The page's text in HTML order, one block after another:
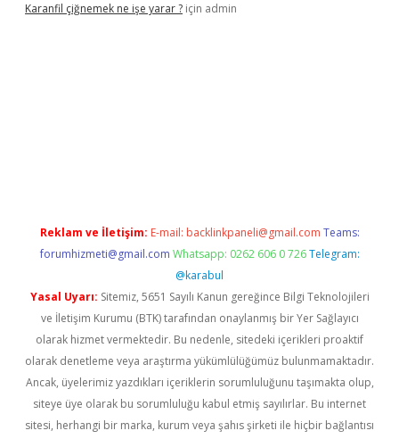
Karanfil çiğnemek ne işe yarar ? için admin
Reklam ve İletişim: E-mail: backlinkpaneli@gmail.com Teams:
forumhizmeti@gmail.com Whatsapp: 0262 606 0 726 Telegram:
@karabul
Yasal Uyarı: Sitemiz, 5651 Sayılı Kanun gereğince Bilgi Teknolojileri
ve İletişim Kurumu (BTK) tarafından onaylanmış bir Yer Sağlayıcı
olarak hizmet vermektedir. Bu nedenle, sitedeki içerikleri proaktif
olarak denetleme veya araştırma yükümlülüğümüz bulunmamaktadır.
Ancak, üyelerimiz yazdıkları içeriklerin sorumluluğunu taşımakta olup,
siteye üye olarak bu sorumluluğu kabul etmiş sayılırlar. Bu internet
sitesi, herhangi bir marka, kurum veya şahıs şirketi ile hiçbir bağlantısı